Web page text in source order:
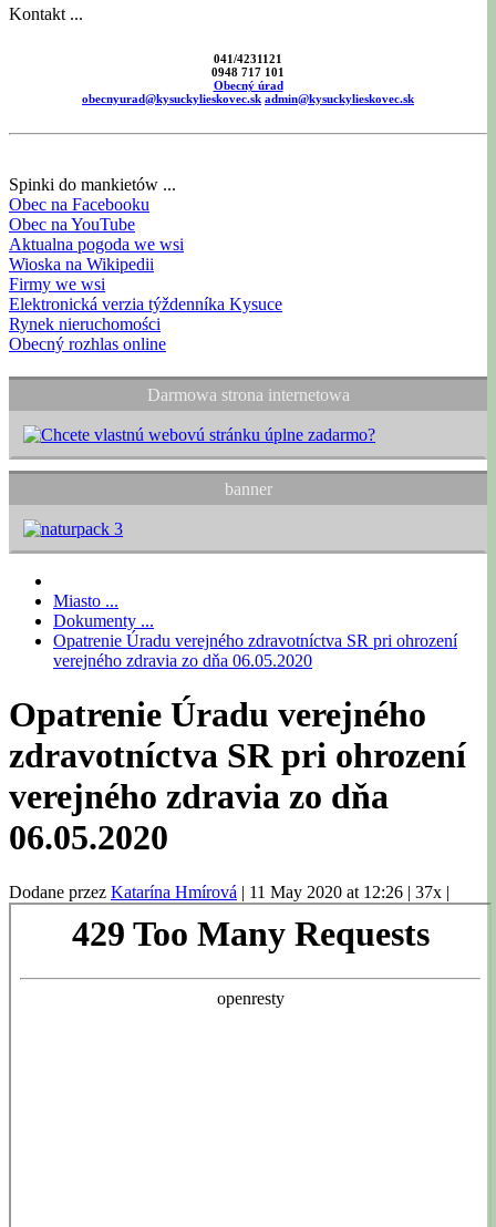
Kontakt ...
041/4231121
0948 717 101
Obecný úrad
obecnyurad@kysuckylieskovec.sk admin@kysuckylieskovec.sk
Spinki do mankietów ...
Obec na Facebooku
Obec na YouTube
Aktualna pogoda we wsi
Wioska na Wikipedii
Firmy we wsi
Elektronická verzia týždenníka Kysuce
Rynek nieruchomości
Obecný rozhlas online
Darmowa strona internetowa
banner
Miasto ...
Dokumenty ...
Opatrenie Úradu verejného zdravotníctva SR pri ohrození
verejného zdravia zo dňa 06.05.2020
Opatrenie Úradu verejného
zdravotníctva SR pri ohrození
verejného zdravia zo dňa
06.05.2020
Dodane przez Katarína Hmírová | 11 May 2020 at 12:26 | 37x |